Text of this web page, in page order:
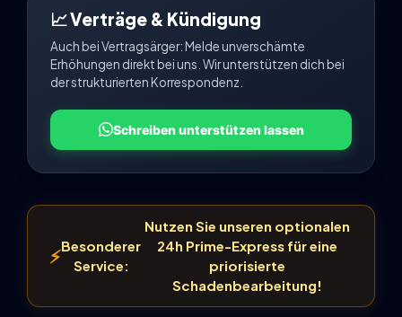
📈 Verträge & Kündigung
Auch bei Vertragsärger: Melde unverschämte
Erhöhungen direkt bei uns. Wir unterstützen dich bei
der strukturierten Korrespondenz.
Schreiben unterstützen lassen
⚡Besonderer
Service:
Nutzen Sie unseren optionalen
24h Prime-Express für eine
priorisierte
Schadenbearbeitung!